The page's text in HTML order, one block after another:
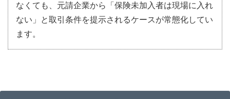
なくても、元請企業から「保険未加入者は現場に入れ
ない」と取引条件を提示されるケースが常態化してい
ます。